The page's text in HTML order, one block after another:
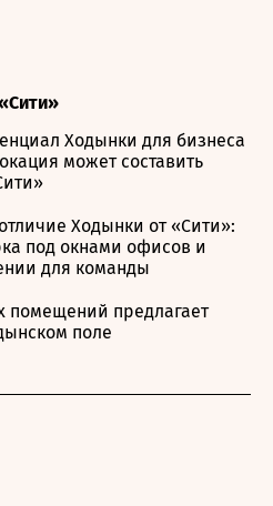
Ходынки для бизнеса
может составить
Ходынки от «Сити»:
под окнами офисов и
для команды
помещений предлагает
поле